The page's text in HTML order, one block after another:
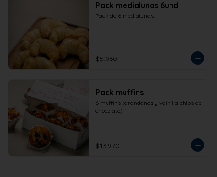
Pack medialunas 6und
Pack de 6 medialunas.
$5.060
Pack muffins
6 muffins (arandanos y vainilla chips de
chocolate)
$13.970